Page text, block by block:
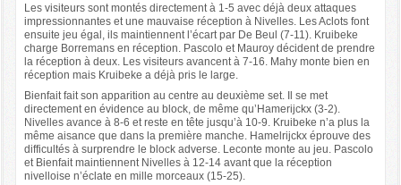
Les visiteurs sont montés directement à 1-5 avec déjà deux attaques
impressionnantes et une mauvaise réception à Nivelles. Les Aclots font
ensuite jeu égal, ils maintiennent l’écart par De Beul (7-11). Kruibeke
charge Borremans en réception. Pascolo et Mauroy décident de prendre
la réception à deux. Les visiteurs avancent à 7-16. Mahy monte bien en
réception mais Kruibeke a déjà pris le large.
Bienfait fait son apparition au centre au deuxième set. Il se met
directement en évidence au block, de même qu’Hamerijckx (3-2).
Nivelles avance à 8-6 et reste en tête jusqu’à 10-9. Kruibeke n’a plus la
même aisance que dans la première manche. Hamelrijckx éprouve des
difficultés à surprendre le block adverse. Leconte monte au jeu. Pascolo
et Bienfait maintiennent Nivelles à 12-14 avant que la réception
nivelloise n’éclate en mille morceaux (15-25).